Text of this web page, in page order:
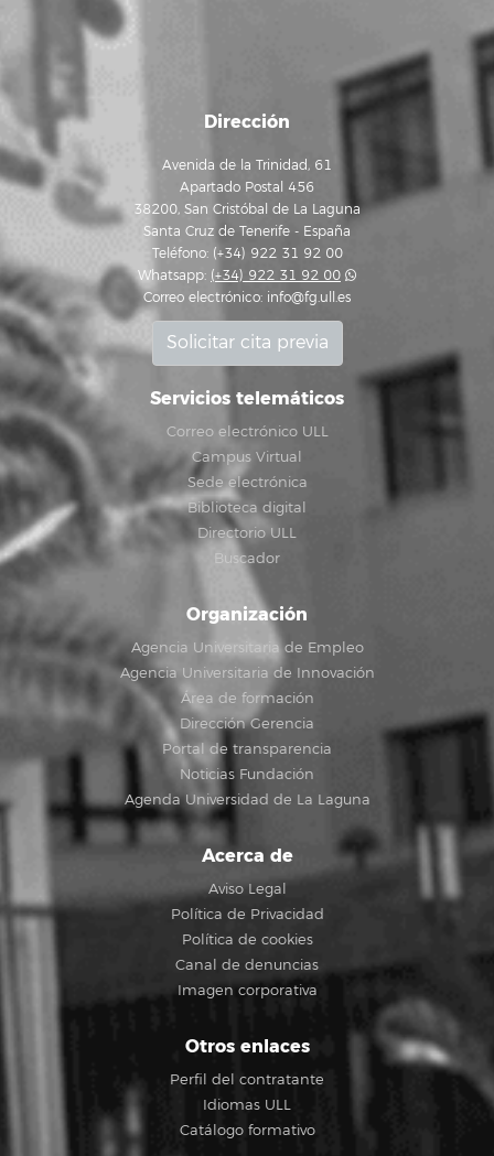
Dirección
Avenida de la Trinidad, 61
Apartado Postal 456
38200, San Cristóbal de La Laguna
Santa Cruz de Tenerife - España
Teléfono: (+34) 922 31 92 00
Whatsapp: (+34) 922 31 92 00
Correo electrónico: info@fg.ull.es
Solicitar cita previa
Servicios telemáticos
Correo electrónico ULL
Campus Virtual
Sede electrónica
Biblioteca digital
Directorio ULL
Buscador
Organización
Agencia Universitaria de Empleo
Agencia Universitaria de Innovación
Área de formación
Dirección Gerencia
Portal de transparencia
Noticias Fundación
Agenda Universidad de La Laguna
Acerca de
Aviso Legal
Política de Privacidad
Política de cookies
Canal de denuncias
Imagen corporativa
Otros enlaces
Perfil del contratante
Idiomas ULL
Catálogo formativo